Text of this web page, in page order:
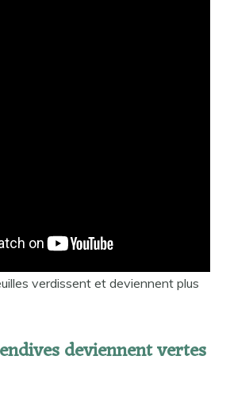
se conserve au réfrigérateur dans
un sac papier à l’abris de la
verdissent et deviennent plus
deviennent vertes